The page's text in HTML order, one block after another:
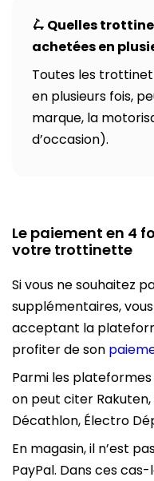
🛴 Quelles
achetées en
Toutes les
en plusieurs fois,
marque, la
d’occasion).
Le paiement en 4
votre trottinette
Si vous ne souhaitez
supplémentaires,
acceptant la
profiter de son
Parmi les
on peut citer
Décathlon, Électro
En magasin, il n’est
PayPal. Dans ces